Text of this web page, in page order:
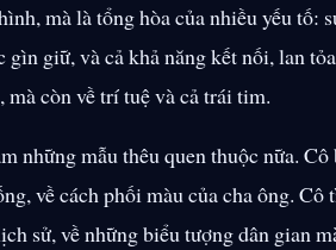
mà là tổng hòa của nhiều yếu tố:
giữ, và cả khả năng kết nối, lan
còn về trí tuệ và cả trái tim.
những mẫu thêu quen thuộc nữa. Cô
về cách phối màu của cha ông. Cô
sử, về những biểu tượng dân gian